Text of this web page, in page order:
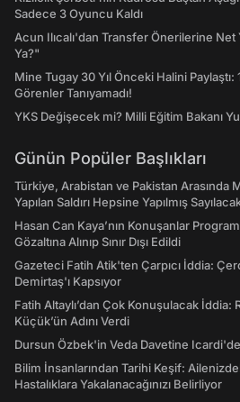
Sadece 3 Oyuncu Kaldı
Acun Ilıcalı'dan Transfer Önerilerine Net
Ya?"
Mine Tugay 30 Yıl Önceki Halini Paylaştı:
Görenler Tanıyamadı!
YKS Değişecek mi? Milli Eğitim Bakanı
Günün Popüler Başlıkları
Türkiye, Arabistan ve Pakistan Arasında
Yapılan Saldırı Hepsine Yapılmış
Hasan Can Kaya’nın Konuşanlar
Gözaltına Alınıp Sınır Dışı Edildi
Gazeteci Fatih Atik'ten Çarpıcı İddia:
Demirtaş'ı Kapsıyor
Fatih Altaylı’dan Çok Konuşulacak İddia:
Küçük’ün Adını Verdi
Dursun Özbek'in Veda Davetine
Bilim İnsanlarından Tarihi Keşif:
Hastalıklara Yakalanacağınızı Belirliyor